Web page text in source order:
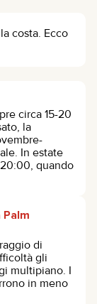
costa. Ecco
circa 15-20
la
In estate
quando
di
gli
multipiano. I
in meno